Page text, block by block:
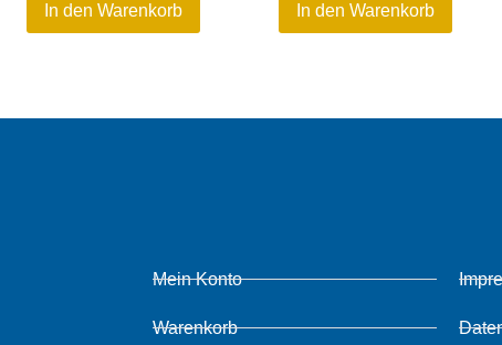
In den Warenkorb In den Warenkorb
Mein Konto
Warenkorb